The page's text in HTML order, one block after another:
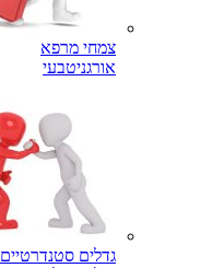
צמחי מרפא
אורגניטבעי
גדלים סטנדרטיים